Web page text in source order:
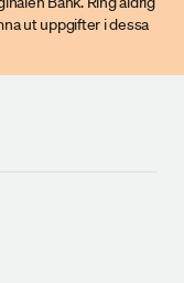
ut uppgifter i dessa